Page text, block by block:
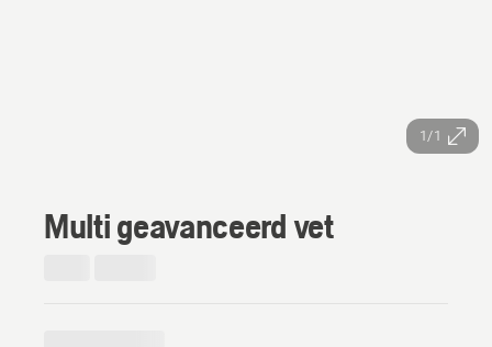
1/1
Multi geavanceerd vet